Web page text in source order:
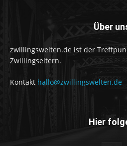
Über
zwillingswelten.de ist der
Zwillingseltern.
Kontakt hallo@zwillingswelten.de
Hier